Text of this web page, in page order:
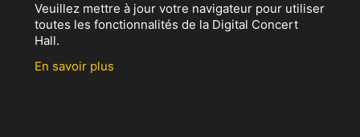
Veuillez mettre à jour votre navigateur pour utiliser
toutes les fonctionnalités de la Digital Concert
Hall.
En savoir plus